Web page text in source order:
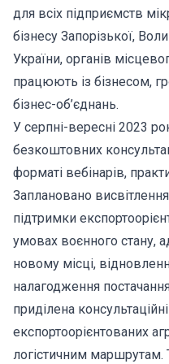
для всіх підприємств
бізнесу Запорізької,
України, органів
працюють із бізнесом,
бізнес-об’єднань.
У серпні-вересні 2023
безкоштовних
форматі вебінарів,
Заплановано
підтримки
умовах воєнного стану,
новому місці,
налагодження
приділена
експортоорієнтованих
логістичним маршрутам.